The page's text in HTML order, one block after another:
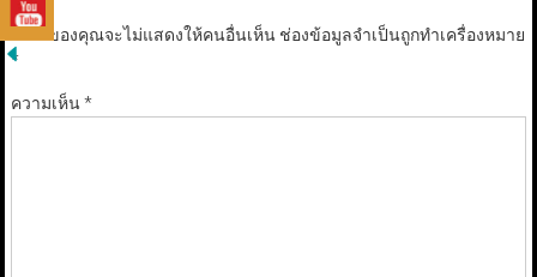
อีเมลของคุณจะไม่แสดงให้คนอื่นเห็น ช่องข้อมูลจำเป็นถูกทำเครื่องหมาย
*
ความเห็น*